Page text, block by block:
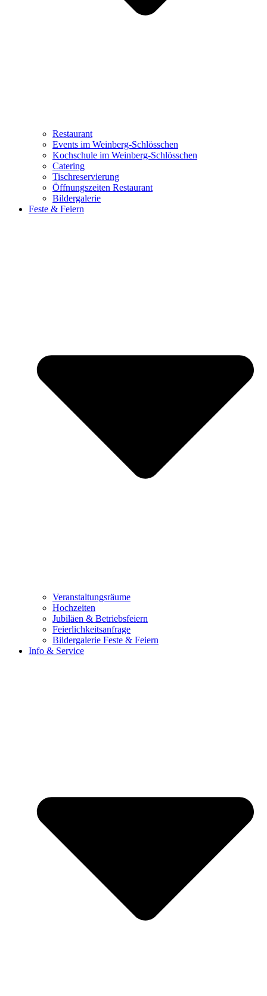
Restaurant
Events im Weinberg-Schlösschen
Kochschule im Weinberg-Schlösschen
Catering
Tischreservierung
Öffnungszeiten Restaurant
Bildergalerie
Feste & Feiern
Veranstaltungsräume
Hochzeiten
Jubiläen & Betriebsfeiern
Feierlichkeitsanfrage
Bildergalerie Feste & Feiern
Info & Service